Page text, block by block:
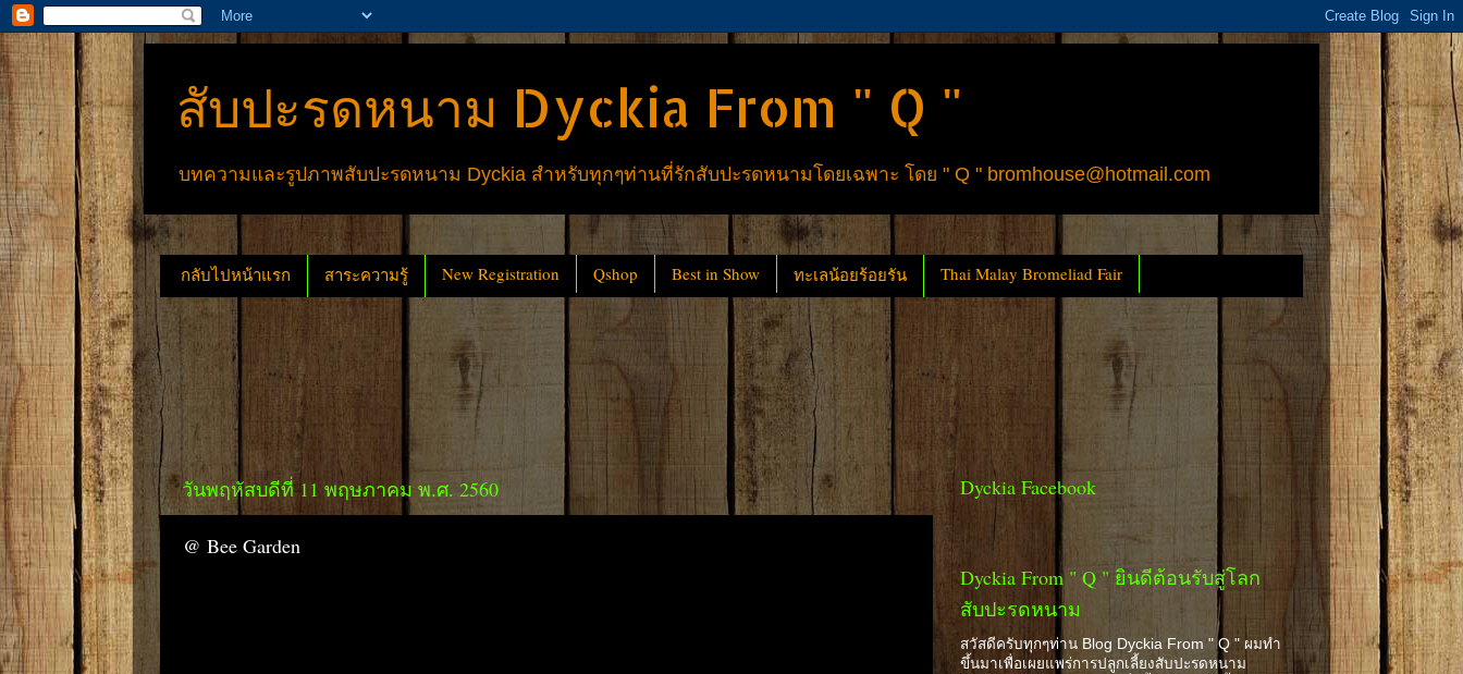
สับปะรดหนาม Dyckia From " Q "
บทความและรูปภาพสับปะรดหนาม Dyckia สำหรับทุกๆท่านที่รักสับปะรดหนามโดยเฉพาะ โดย " Q " bromhouse@hotmail.com
กลับไปหน้าแรก สาระความรู้ New Registration Qshop Best in Show ทะเลน้อยร้อยรัน Thai Malay Bromeliad Fair
วันพฤหัสบดีที่ 11 พฤษภาคม พ.ศ. 2560
@ Bee Garden
Dyckia Facebook
Dyckia From " Q " ยินดีต้อนรับสู่โลก
สับปะรดหนาม
สวัสดีครับทุกๆท่าน Blog Dyckia From " Q " ผมทำ
ขึ้นมาเพื่อเผยแพร่การปลูกเลี้ยงสับปะรดหนาม